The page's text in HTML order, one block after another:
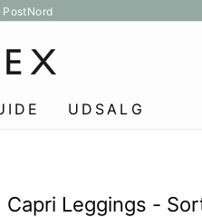
UDSALG
Capri Leggings -